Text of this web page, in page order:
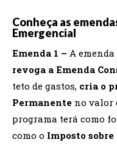
Conheça as
Emergencial
Emenda 1 – A
revoga a Emenda
teto de gastos, cria o
Permanente no valor
programa terá como
como o Imposto